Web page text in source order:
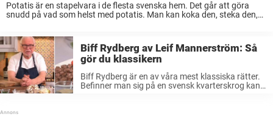
Potatis är en stapelvara i de flesta svenska hem. Det går att göra
snudd på vad som helst med potatis. Man kan koka den, steka den,
Biff Rydberg av Leif Mannerström: Så
gör du klassikern
Biff Rydberg är en av våra mest klassiska rätter.
Befinner man sig på en svensk kvarterskrog kan